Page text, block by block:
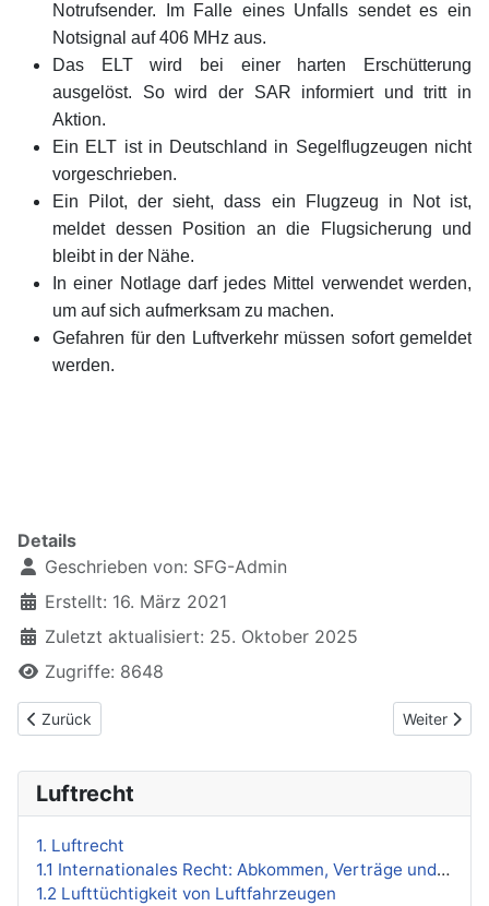
Notrufsender. Im Falle eines Unfalls sendet es ein
Notsignal auf 406 MHz aus.
Das ELT wird bei einer harten Erschütterung
ausgelöst. So wird der SAR informiert und tritt in
Aktion.
Ein ELT ist in Deutschland in Segelflugzeugen nicht
vorgeschrieben.
Ein Pilot, der sieht, dass ein Flugzeug in Not ist,
meldet dessen Position an die Flugsicherung und
bleibt in der Nähe.
In einer Notlage darf jedes Mittel verwendet werden,
um auf sich aufmerksam zu machen.
Gefahren für den Luftverkehr müssen sofort gemeldet
werden.
Details
Geschrieben von: SFG-Admin
Erstellt: 16. März 2021
Zuletzt aktualisiert: 25. Oktober 2025
Zugriffe: 8648
Vorheriger Beitrag: 1.10 Flugplätze
Zurück Nächster
Weiter
Luftrecht
1. Luftrecht
1.1 Internationales Recht: Abkommen, Verträge und Organisationen
1.2 Lufttüchtigkeit von Luftfahrzeugen